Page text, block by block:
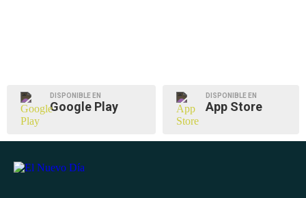
DISPONIBLE EN
Google Play
DISPONIBLE EN
App Store